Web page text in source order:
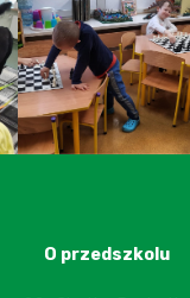
O przedszkolu